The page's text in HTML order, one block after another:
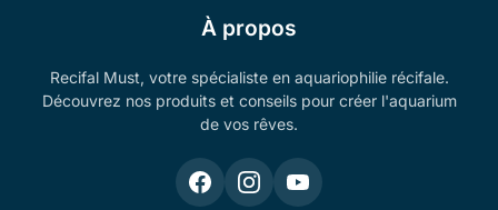
À propos
Recifal Must, votre spécialiste en aquariophilie récifale.
Découvrez nos produits et conseils pour créer l'aquarium
de vos rêves.